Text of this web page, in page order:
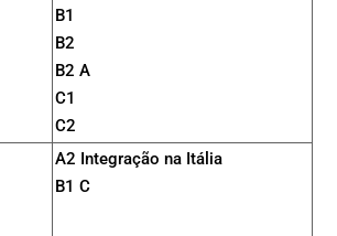
B1
B2
B2 A
C1
C2
A2 Integração na Itália
B1 C